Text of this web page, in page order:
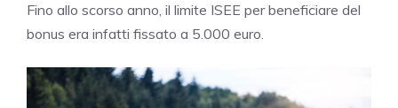
Fino allo scorso anno, il limite ISEE per beneficiare del
bonus era infatti fissato a 5.000 euro.